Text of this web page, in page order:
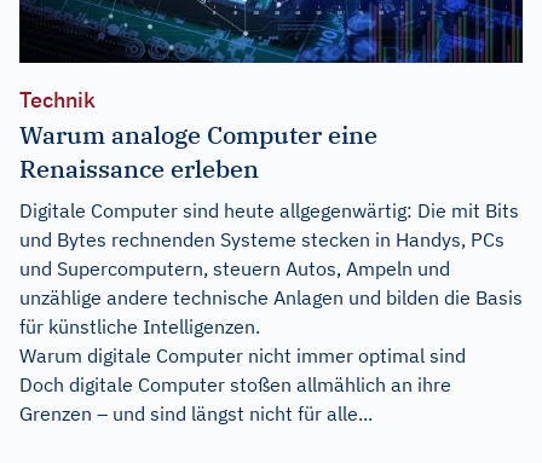
Technik
Warum analoge Computer eine
Renaissance erleben
Digitale Computer sind heute allgegenwärtig: Die mit Bits
und Bytes rechnenden Systeme stecken in Handys, PCs
und Supercomputern, steuern Autos, Ampeln und
unzählige andere technische Anlagen und bilden die Basis
für künstliche Intelligenzen.
Warum digitale Computer nicht immer optimal sind
Doch digitale Computer stoßen allmählich an ihre
Grenzen – und sind längst nicht für alle...